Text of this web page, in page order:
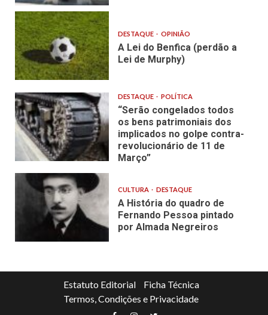
DESTAQUE OPINIÃO
A Lei do Benfica (perdão a
Lei de Murphy)
DESTAQUE POLÍTICA
“Serão congelados todos
os bens patrimoniais dos
implicados no golpe contra-
revolucionário de 11 de
Março”
CULTURA DESTAQUE
A História do quadro de
Fernando Pessoa pintado
por Almada Negreiros
Estatuto Editorial
Ficha Técnica
Termos, Condições e Privacidade